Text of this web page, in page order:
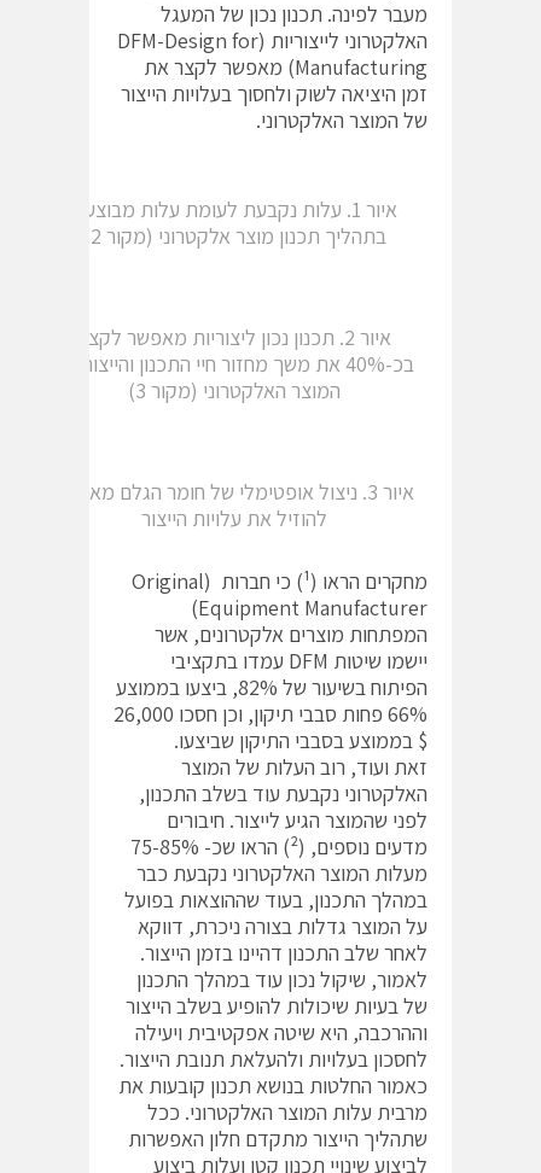
מעבר לפינה. תכנון נכון של המעגל
האלקטרוני לייצוריות (DFM-Design for
Manufacturing) מאפשר לקצר את
זמן היציאה לשוק ולחסוך בעלויות הייצור
של המוצר האלקטרוני.
איור 1. עלות נקבעת לעומת עלות מבוצעת
בתהליך תכנון מוצר אלקטרוני (מקור 2)
איור 2. תכנון נכון ליצוריות מאפשר לקצר
בכ-40% את משך מחזור חיי התכנון והייצור של
המוצר האלקטרוני (מקור 3)
איור 3. ניצול אופטימלי של חומר הגלם מאפשר
להוזיל את עלויות הייצור
מחקרים הראו (¹) כי חברות (Original
Equipment Manufacturer)
המפתחות מוצרים אלקטרונים, אשר
יישמו שיטות DFM עמדו בתקציבי
הפיתוח בשיעור של 82%, ביצעו בממוצע
66% פחות סבבי תיקון, וכן חסכו 26,000
$ בממוצע בסבבי התיקון שביצעו.
זאת ועוד, רוב העלות של המוצר
האלקטרוני נקבעת עוד בשלב התכנון,
לפני שהמוצר הגיע לייצור. חיבורים
מדעים נוספים, (²) הראו שכ- 75-85%
מעלות המוצר האלקטרוני נקבעת כבר
במהלך התכנון, בעוד שההוצאות בפועל
על המוצר גדלות בצורה ניכרת, דווקא
לאחר שלב התכנון דהיינו בזמן הייצור.
לאמור, שיקול נכון עוד במהלך התכנון
של בעיות שיכולות להופיע בשלב הייצור
וההרכבה, היא שיטה אפקטיבית ויעילה
לחסכון בעלויות ולהעלאת תנובת הייצור.
כאמור החלטות בנושא תכנון קובעות את
מרבית עלות המוצר האלקטרוני. ככל
שתהליך הייצור מתקדם חלון האפשרות
לביצוע שינויי תכנון קטן ועלות ביצוע